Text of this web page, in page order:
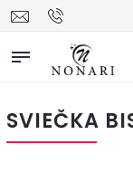
SVIEČKA